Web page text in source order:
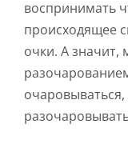
воспринимать
происходящее
очки. А значит,